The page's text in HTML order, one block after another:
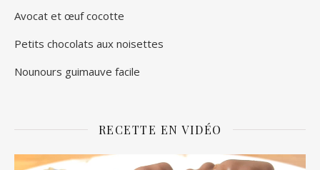
Avocat et œuf cocotte
Petits chocolats aux noisettes
Nounours guimauve facile
RECETTE EN VIDÉO
Lecteur